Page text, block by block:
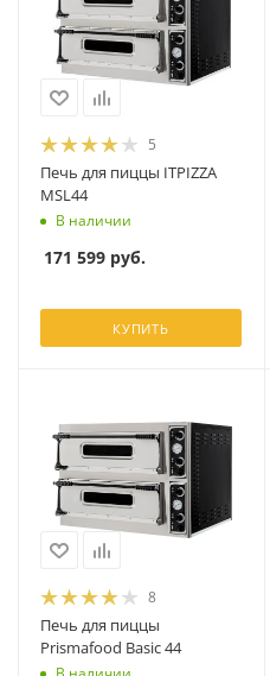
5
Печь для пиццы ITPIZZA
MSL44
В наличии
171 599 руб.
КУПИТЬ
8
Печь для пиццы
Prismafood Basic 44